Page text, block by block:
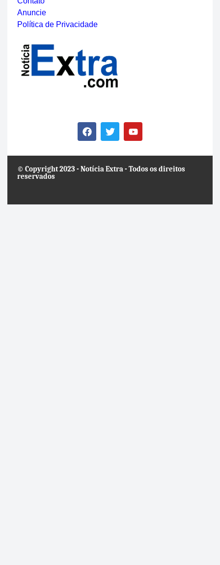
Anuncie
Política de Privacidade
© Copyright 2023 - Notícia Extra - Todos os direitos
reservados